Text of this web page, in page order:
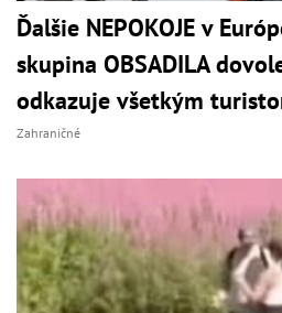
Ďalšie NEPOKOJE v
skupina OBSADILA
odkazuje všetkým
Zahraničné